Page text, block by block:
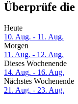
Überprüfe die
Heute
10. Aug. - 11. Aug.
Morgen
11. Aug. - 12. Aug.
Dieses Wochenende
14. Aug. - 16. Aug.
Nächstes Wochenende
21. Aug. - 23. Aug.